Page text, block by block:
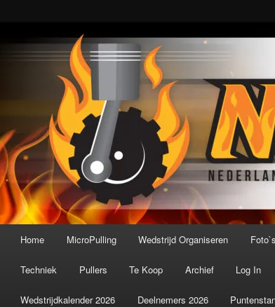
Nederlandse
De meest krachtige modelbouwsport ter wereld!
Home MicroPulling Wedstrijd Organiseren
Techniek Pullers Te Koop Archief Log In
Wedstrijdkalender 2026 Deelnemers 2026